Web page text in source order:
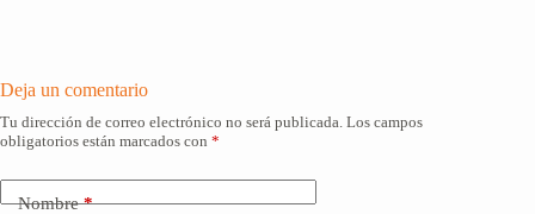
Deja un comentario
Tu dirección de correo electrónico no será publicada. Los campos
obligatorios están marcados con *
Nombre*